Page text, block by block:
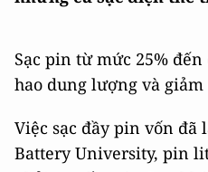
những củ sạc điện thế
Sạc pin từ mức 25% đến